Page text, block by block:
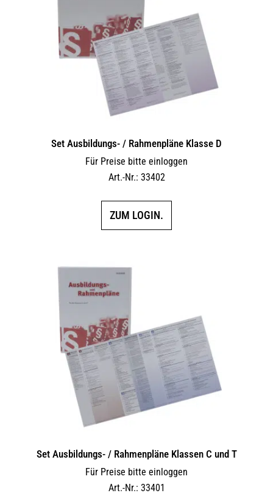
Set Ausbildungs- / Rahmenpläne Klasse D
Für Preise bitte einloggen
Art.-Nr.: 33402
ZUM LOGIN.
Set Ausbildungs- / Rahmenpläne Klassen C und T
Für Preise bitte einloggen
Art.-Nr.: 33401